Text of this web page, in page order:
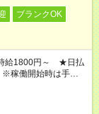
ブランクOK
給1800円～ ★日払
稼働開始時は手続き